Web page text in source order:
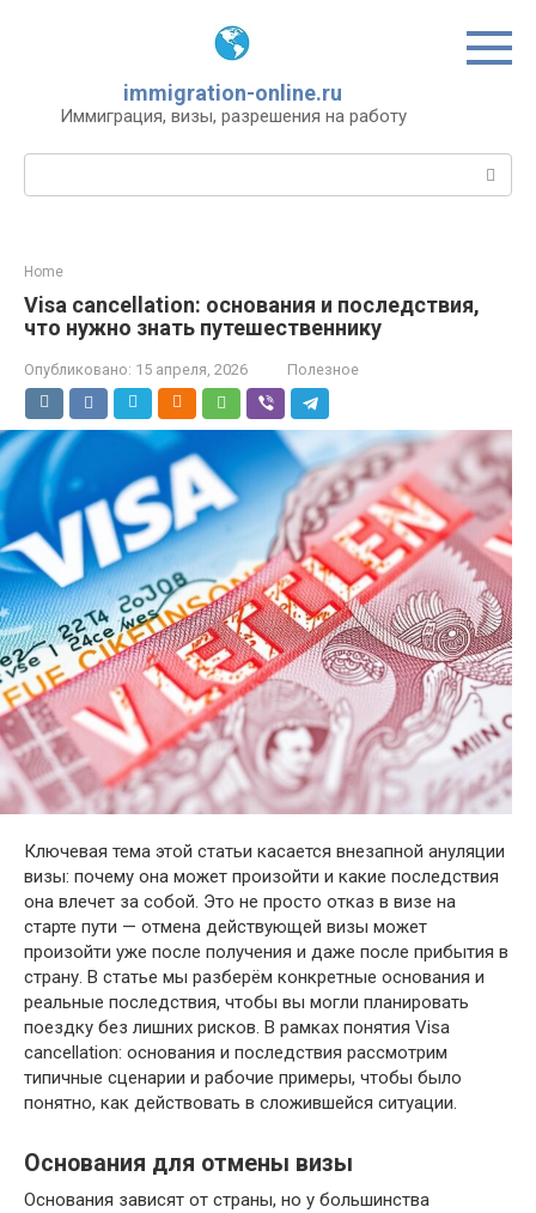
immigration-online.ru
Иммиграция, визы, разрешения на работу
Home
Visa cancellation: основания и последствия,
что нужно знать путешественнику
Опубликовано: 15 апреля, 2026 Полезное
Ключевая тема этой статьи касается внезапной ануляции
визы: почему она может произойти и какие последствия
она влечет за собой. Это не просто отказ в визе на
старте пути — отмена действующей визы может
произойти уже после получения и даже после прибытия в
страну. В статье мы разберём конкретные основания и
реальные последствия, чтобы вы могли планировать
поездку без лишних рисков. В рамках понятия Visa
cancellation: основания и последствия рассмотрим
типичные сценарии и рабочие примеры, чтобы было
понятно, как действовать в сложившейся ситуации.
Основания для отмены визы
Основания зависят от страны, но у большинства